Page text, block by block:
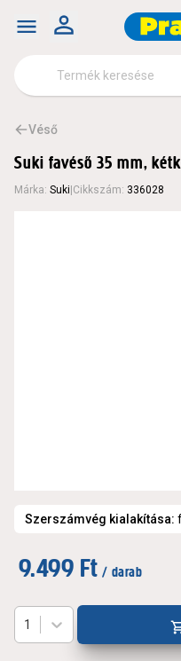
Véső
Suki favéső 35 mm,
Márka: Suki Cikkszám: 336028
Szerszámvég kialakítása:
9.499 Ft / darab
1